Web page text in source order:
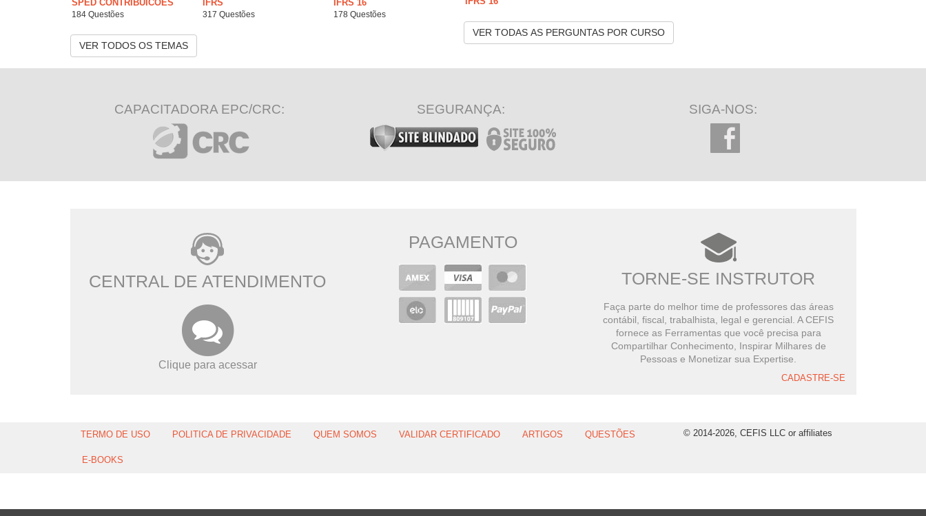
SPED CONTRIBUICOES
184 Questões
IFRS
317 Questões
IFRS 16
178 Questões
VER TODOS OS TEMAS
VER TODAS AS PERGUNTAS POR CURSO
CAPACITADORA EPC/CRC: SEGURANÇA: SIGA-NOS:
CENTRAL DE ATENDIMENTO
Clique para acessar
PAGAMENTO
TORNE-SE INSTRUTOR
Faça parte do melhor time de professores das áreas
contábil, fiscal, trabalhista, legal e gerencial. A CEFIS
fornece as Ferramentas que você precisa para
Compartilhar Conhecimento, Inspirar Milhares de
Pessoas e Monetizar sua Expertise.
CADASTRE-SE
TERMO DE USO POLITICA DE PRIVACIDADE QUEM SOMOS VALIDAR CERTIFICADO ARTIGOS QUESTÕES
E-BOOKS
© 2014-2026, CEFIS LLC or affiliates